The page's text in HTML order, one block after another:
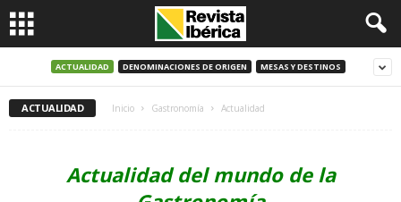
ACTUALIDAD DENOMINACIONES DE ORIGEN MESAS Y DESTINOS
ACTUALIDAD Inicio Gastronomía Actualidad
Actualidad del mundo de la